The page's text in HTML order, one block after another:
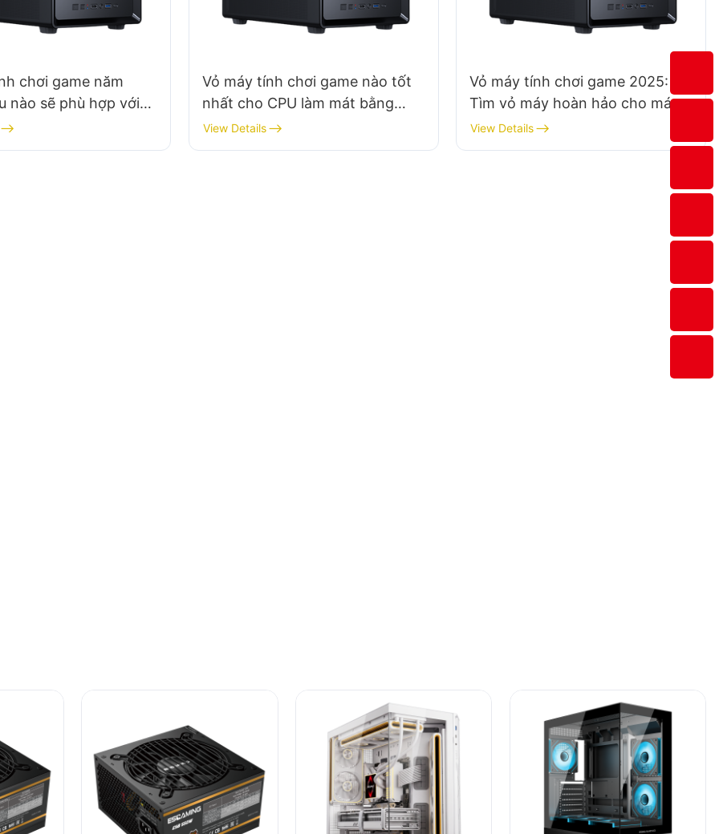
chơi game năm
nào sẽ phù hợp với
mới trong tương
Vỏ máy tính chơi game nào tốt
nhất cho CPU làm mát bằng
chất lỏng?​
View Details
Vỏ máy tính chơi game 2025:
Tìm vỏ máy hoàn hảo cho máy
tính chơi game cổ điển
View Details